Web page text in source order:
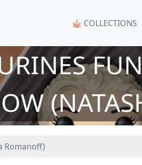
🎪 COLLECTIONS
Romanoff)